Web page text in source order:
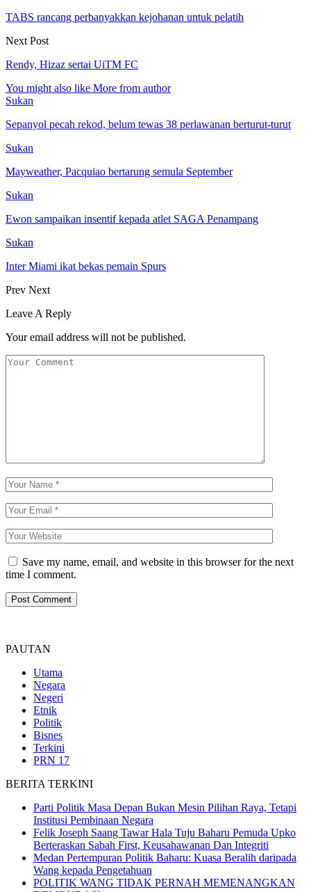
TABS rancang perbanyakkan kejohanan untuk pelatih
Next Post
Rendy, Hizaz sertai UiTM FC
You might also like More from author
Sukan
Sepanyol pecah rekod, belum tewas 38 perlawanan berturut-turut
Sukan
Mayweather, Pacquiao bertarung semula September
Sukan
Ewon sampaikan insentif kepada atlet SAGA Penampang
Sukan
Inter Miami ikat bekas pemain Spurs
Prev Next
Leave A Reply
Your email address will not be published.
Save my name, email, and website in this browser for the next
time I comment.
PAUTAN
Utama
Negara
Negeri
Etnik
Politik
Bisnes
Terkini
PRN 17
BERITA TERKINI
Parti Politik Masa Depan Bukan Mesin Pilihan Raya, Tetapi
Institusi Pembinaan Negara
Felik Joseph Saang Tawar Hala Tuju Baharu Pemuda Upko
Berteraskan Sabah First, Keusahawanan Dan Integriti
Medan Pertempuran Politik Baharu: Kuasa Beralih daripada
Wang kepada Pengetahuan
POLITIK WANG TIDAK PERNAH MEMENANGKAN